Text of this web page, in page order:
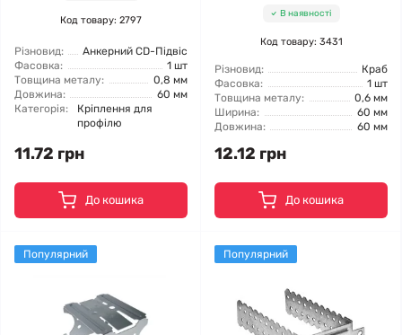
Код товару: 2797
Різновид:
Анкерний CD-Підвіс
Фасовка:
1 шт
Товщина металу:
0,8 мм
Довжина:
60 мм
Категорія:
Кріплення для
профілю
11.72 грн
До кошика
В наявності
Код товару: 3431
Різновид:
Краб
Фасовка:
1 шт
Товщина металу:
0,6 мм
Ширина:
60 мм
Довжина:
60 мм
12.12 грн
До кошика
Популярний Популярний